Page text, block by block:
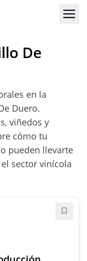
De
en la
Duero.
viñedos y
cómo tu
pueden llevarte
sector vinícola